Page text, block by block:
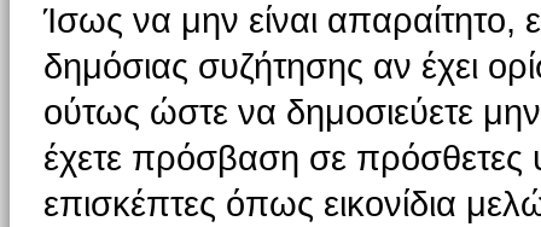
Ίσως να μην είναι απαραίτητο,
δημόσιας συζήτησης αν έχει
ούτως ώστε να δημοσιεύετε
έχετε πρόσβαση σε πρόσθετες
επισκέπτες όπως εικονίδια